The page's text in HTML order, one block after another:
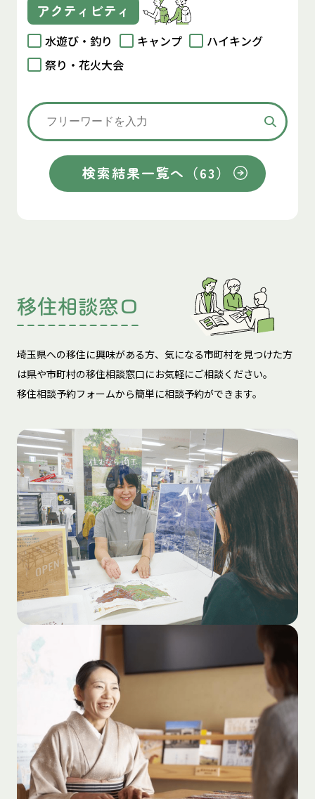
アクティビティ
水遊び・釣り キャンプ
ハイキング
祭り・花火大会
移住相談窓口
埼玉県への移住に興味がある方、気になる市町村を見つけた方
は県や市町村の移住相談窓口にお気軽にご相談ください。
移住相談予約フォームから簡単に相談予約ができます。